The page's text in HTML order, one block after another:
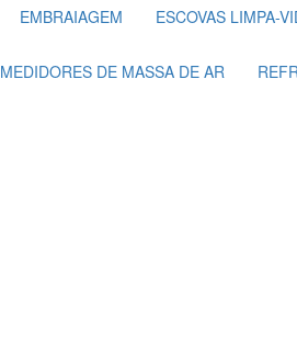
EMBRAIAGEM ESCOVAS LIMPA-
MEDIDORES DE MASSA DE AR